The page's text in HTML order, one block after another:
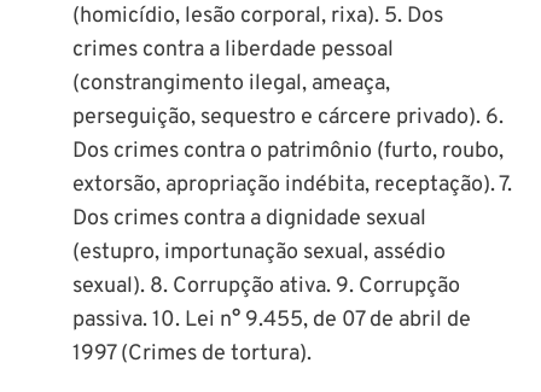
(homicídio, lesão corporal, rixa). 5. Dos
crimes contra a liberdade pessoal
(constrangimento ilegal, ameaça,
perseguição, sequestro e cárcere privado). 6.
Dos crimes contra o patrimônio (furto, roubo,
extorsão, apropriação indébita, receptação). 7.
Dos crimes contra a dignidade sexual
(estupro, importunação sexual, assédio
sexual). 8. Corrupção ativa. 9. Corrupção
passiva. 10. Lei n° 9.455, de 07 de abril de
1997 (Crimes de tortura).